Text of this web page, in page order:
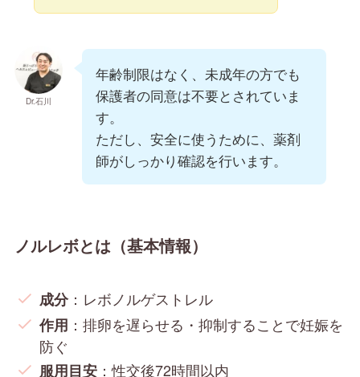
Dr.石川
年齢制限はなく、未成年の方でも
保護者の同意は不要とされていま
す。
ただし、安全に使うために、薬剤
師がしっかり確認を行います。
ノルレボとは（基本情報）
成分：レボノルゲストレル
作用 ：排卵を遅らせる・抑制することで妊娠を
防ぐ
服用目安 ：性交後72時間以内